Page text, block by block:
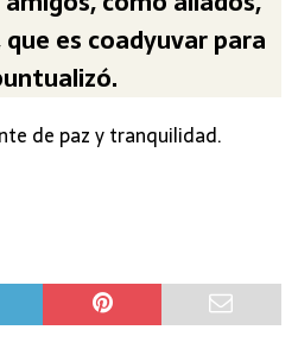
es coadyuvar para
de paz y tranquilidad.